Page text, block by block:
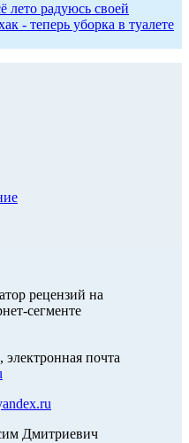
лето радуюсь своей
- теперь уборка в туалете
рецензий на
сегменте
почта
Дмитриевич